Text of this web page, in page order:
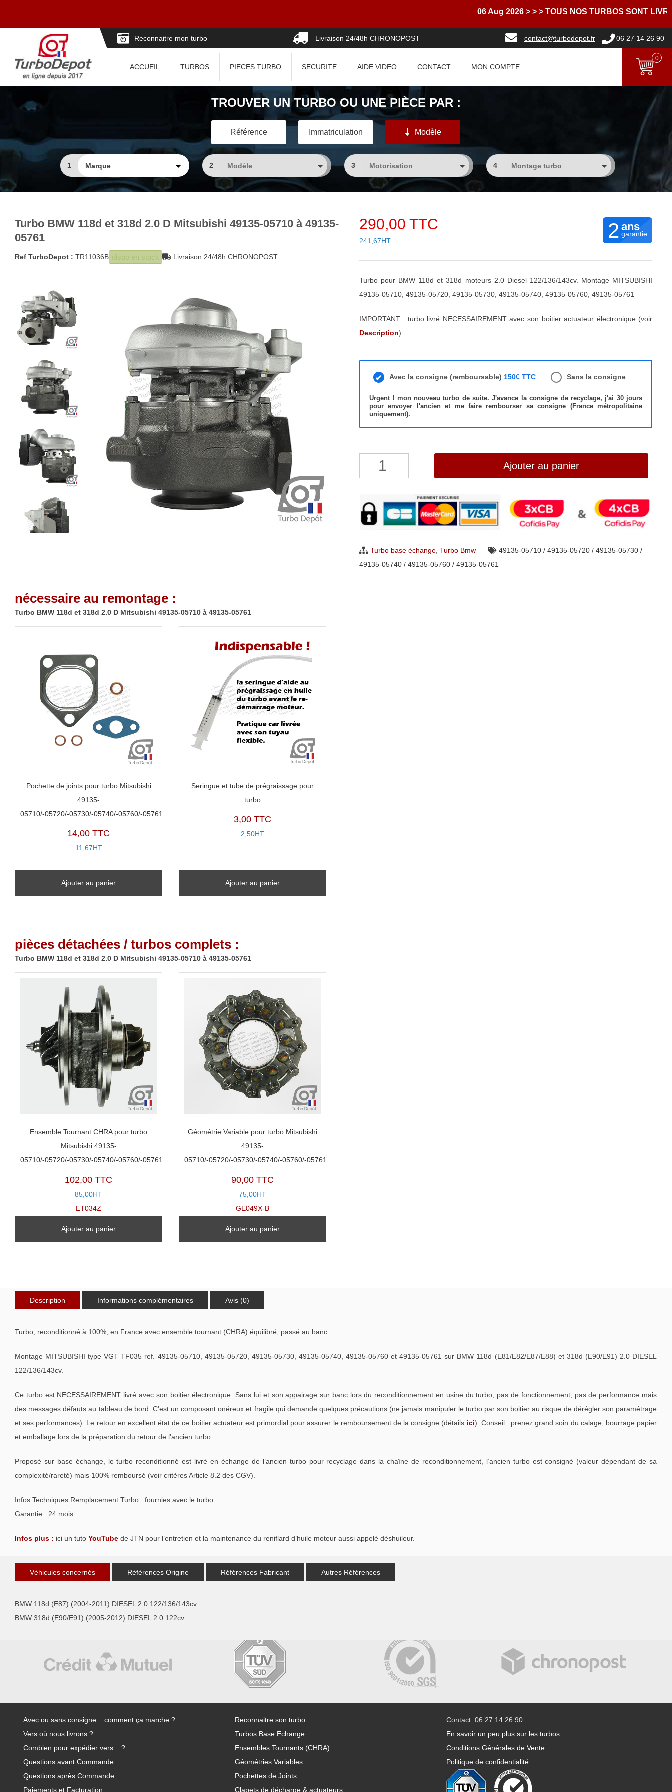
06 Aug 2026 > > > TOUS NOS TURBOS SONT LIVRES
Reconnaitre mon turbo Livraison 24/48h CHRONOPOST contact@turbodepot.fr 06 27 14 26 90
ACCUEIL TURBOS PIECES TURBO SECURITE AIDE VIDEO CONTACT MON COMPTE
0
TROUVER UN TURBO OU UNE PIÈCE PAR :
Référence Immatriculation Modèle
1 2 3 4
Turbo BMW 118d et 318d 2.0 D Mitsubishi 49135-05710 à 49135-
05761
Ref TurboDepot : TR11036B dispo en stock Livraison 24/48h CHRONOPOST
290,00 TTC
241,67HT 2 ans
garantie
Turbo pour BMW 118d et 318d moteurs 2.0 Diesel 122/136/143cv. Montage MITSUBISHI
49135-05710, 49135-05720, 49135-05730, 49135-05740, 49135-05760, 49135-05761
IMPORTANT : turbo livré NECESSAIREMENT avec son boitier actuateur électronique (voir
Description)
Avec la consigne (remboursable) 150€ TTC Sans la consigne
Urgent ! mon nouveau turbo de suite. J'avance la consigne de recyclage, j'ai 30 jours
pour envoyer l'ancien et me faire rembourser sa consigne (France métropolitaine
uniquement).
quantité
BMW
118d
Ajouter au panier
Turbo base échange, Turbo Bmw
49135-05710 / 49135-05720 / 49135-05730 /
49135-05740 / 49135-05760 / 49135-05761
nécessaire au remontage :
Turbo BMW 118d et 318d 2.0 D Mitsubishi 49135-05710 à 49135-05761
Pochette de joints pour turbo Mitsubishi
49135-
05710/-05720/-05730/-05740/-05760/-05761
14,00 TTC
11,67HT
Ajouter au panier
Seringue et tube de prégraissage pour
turbo
3,00 TTC
2,50HT
Ajouter au panier
pièces détachées / turbos complets :
Turbo BMW 118d et 318d 2.0 D Mitsubishi 49135-05710 à 49135-05761
Ensemble Tournant CHRA pour turbo
Mitsubishi 49135-
05710/-05720/-05730/-05740/-05760/-05761
102,00 TTC
85,00HT
ET034Z
Ajouter au panier
Géométrie Variable pour turbo Mitsubishi
49135-
05710/-05720/-05730/-05740/-05760/-05761
90,00 TTC
75,00HT
GE049X-B
Ajouter au panier
Description Informations complémentaires Avis (0)
Turbo, reconditionné à 100%, en France avec ensemble tournant (CHRA) équilibré, passé au banc.
Montage MITSUBISHI type VGT TF035 ref. 49135-05710, 49135-05720, 49135-05730, 49135-05740, 49135-05760 et 49135-05761 sur BMW 118d (E81/E82/E87/E88) et 318d (E90/E91) 2.0 DIESEL
122/136/143cv.
Ce turbo est NECESSAIREMENT livré avec son boitier électronique. Sans lui et son appairage sur banc lors du reconditionnement en usine du turbo, pas de fonctionnement, pas de performance mais
des messages défauts au tableau de bord. C’est un composant onéreux et fragile qui demande quelques précautions (ne jamais manipuler le turbo par son boitier au risque de dérégler son paramétrage
et ses performances). Le retour en excellent état de ce boitier actuateur est primordial pour assurer le remboursement de la consigne (détails ici). Conseil : prenez grand soin du calage, bourrage papier
et emballage lors de la préparation du retour de l’ancien turbo.
Proposé sur base échange, le turbo reconditionné est livré en échange de l’ancien turbo pour recyclage dans la chaîne de reconditionnement, l’ancien turbo est consigné (valeur dépendant de sa
complexité/rareté) mais 100% remboursé (voir critères Article 8.2 des CGV).
Infos Techniques Remplacement Turbo : fournies avec le turbo
Garantie : 24 mois
Infos plus : ici un tuto YouTube de JTN pour l’entretien et la maintenance du reniflard d’huile moteur aussi appelé déshuileur.
Véhicules concernés Références Origine Références Fabricant Autres Références
BMW 118d (E87) (2004-2011) DIESEL 2.0 122/136/143cv
BMW 318d (E90/E91) (2005-2012) DIESEL 2.0 122cv
Avec ou sans consigne... comment ça marche ?
Vers où nous livrons ?
Combien pour expédier vers... ?
Questions avant Commande
Questions après Commande
Paiements et Facturation
Reconnaitre son turbo
Turbos Base Echange
Ensembles Tournants (CHRA)
Géométries Variables
Pochettes de Joints
Clapets de décharge & actuateurs
Contact 06 27 14 26 90
En savoir un peu plus sur les turbos
Conditions Générales de Vente
Politique de confidentialité